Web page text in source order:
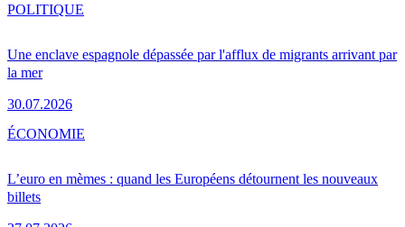
Une enclave espagnole dépassée par l'afflux de migrants arrivant par
la mer
30.07.2026
POLITIQUE
L’euro en mèmes : quand les Européens détournent les nouveaux
billets
ÉCONOMIE